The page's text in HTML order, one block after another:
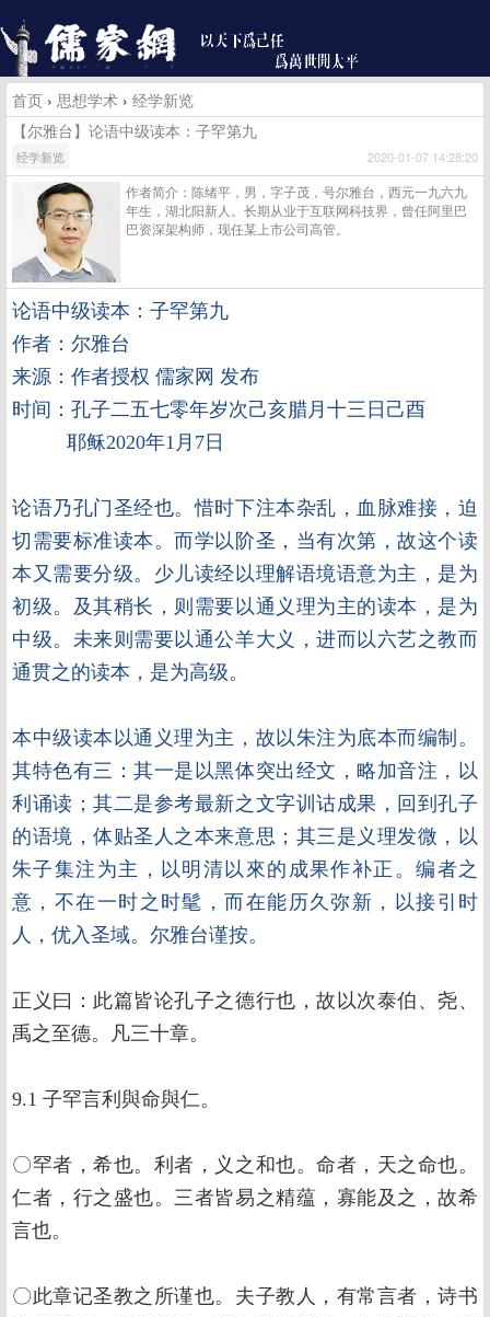
首页 › 思想学术 › 经学新览
【尔雅台】论语中级读本：子罕第九
经学新览 2020-01-07 14:28:20
作者简介：陈绪平，男，字子茂，号尔雅台，西元一九六九
年生，湖北阳新人。长期从业于互联网科技界，曾任阿里巴
巴资深架构师，现任某上市公司高管。
论语中级读本：子罕第九
作者：尔雅台
来源：作者授权 儒家网 发布
时间：孔子二五七零年岁次己亥腊月十三日己酉
耶稣2020年1月7日
论语乃孔门圣经也。惜时下注本杂乱，血脉难接，迫
切需要标准读本。而学以阶圣，当有次第，故这个读
本又需要分级。少儿读经以理解语境语意为主，是为
初级。及其稍长，则需要以通义理为主的读本，是为
中级。未来则需要以通公羊大义，进而以六艺之教而
通贯之的读本，是为高级。
本中级读本以通义理为主，故以朱注为底本而编制。
其特色有三：其一是以黑体突出经文，略加音注，以
利诵读；其二是参考最新之文字训诂成果，回到孔子
的语境，体贴圣人之本来意思；其三是义理发微，以
朱子集注为主，以明清以來的成果作补正。编者之
意，不在一时之时髦，而在能历久弥新，以接引时
人，优入圣域。尔雅台谨按。
正义曰：此篇皆论孔子之德行也，故以次泰伯、尧、
禹之至德。凡三十章。
9.1 子罕言利與命與仁。
〇罕者，希也。利者，义之和也。命者，天之命也。
仁者，行之盛也。三者皆易之精蕴，寡能及之，故希
言也。
〇此章记圣教之所谨也。夫子教人，有常言者，诗书